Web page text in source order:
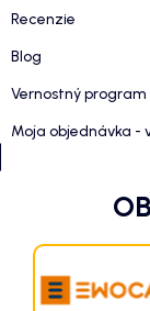
Recenzie
Blog
Vernostný program
Moja objednávka -